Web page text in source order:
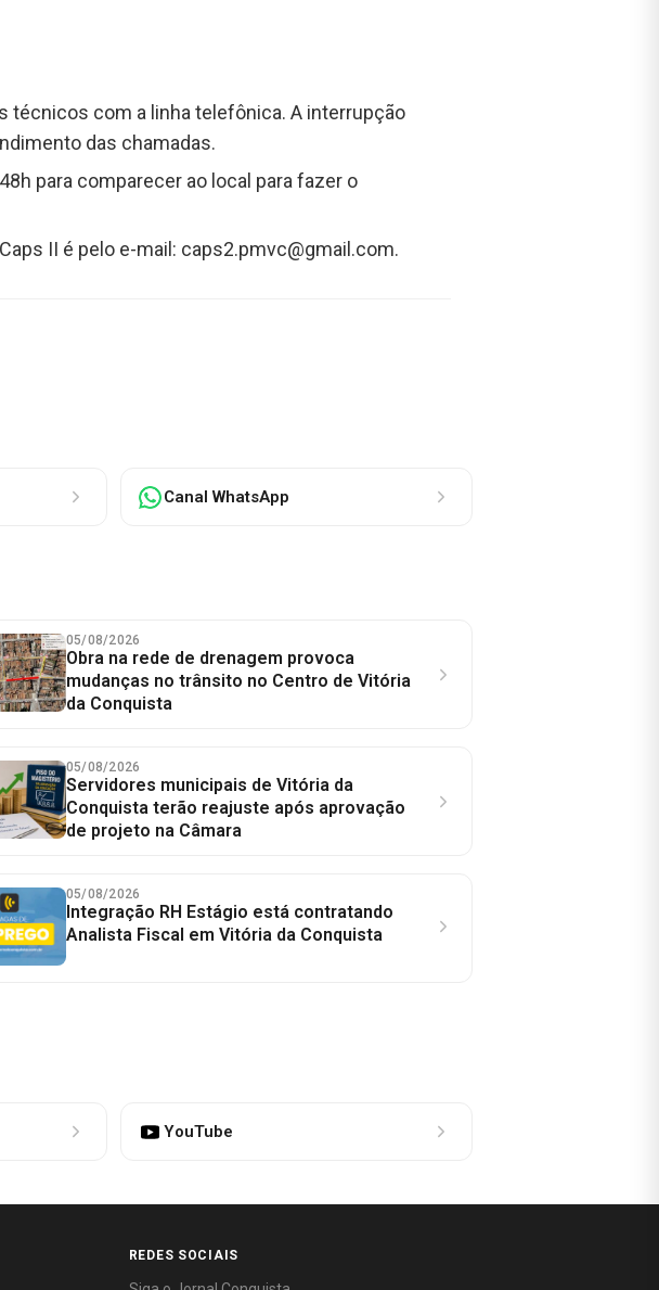
técnicos com a linha telefônica. A interrupção
das chamadas.
para comparecer ao local para fazer o
II é pelo e-mail: caps2.pmvc@gmail.com.
Canal WhatsApp
05/08/2026
Obra na rede de drenagem provoca
mudanças no trânsito no Centro de Vitória
da Conquista
05/08/2026
Servidores municipais de Vitória da
Conquista terão reajuste após aprovação
de projeto na Câmara
05/08/2026
Integração RH Estágio está contratando
Analista Fiscal em Vitória da Conquista
YouTube
REDES SOCIAIS